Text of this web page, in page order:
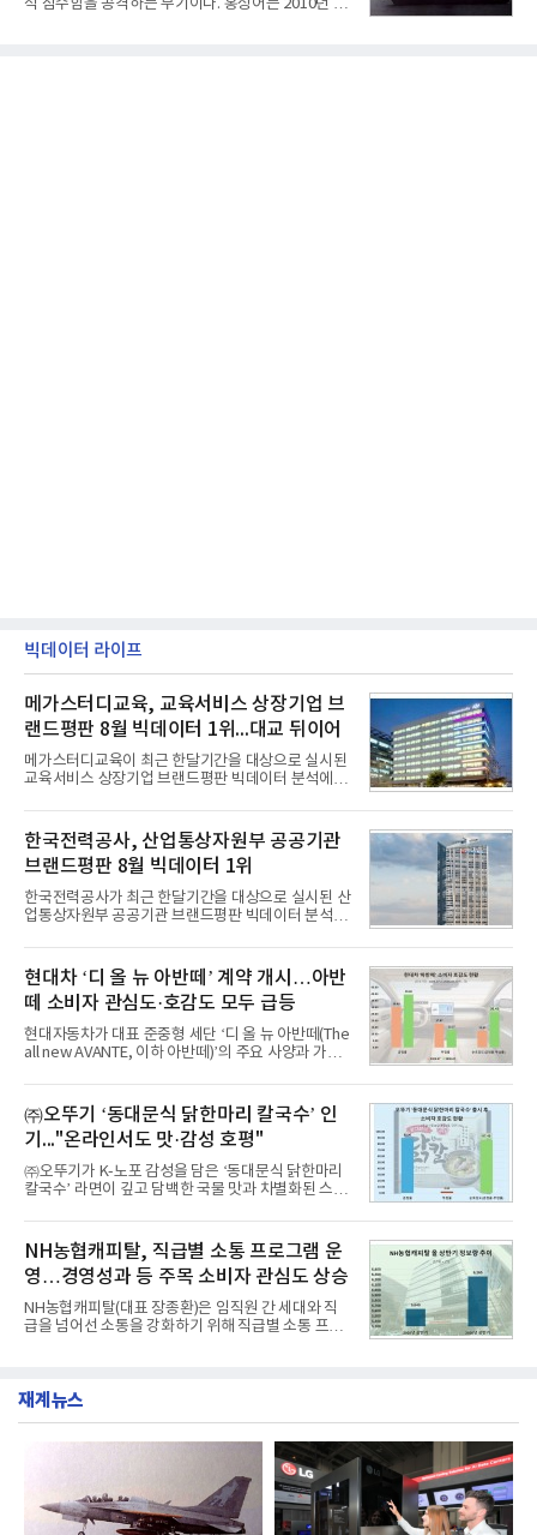
익 2770억원을 기록했다. 전년 동기 대비 매출과 영업
적 잠수함을 공격하는 무기이다. 홍상어는 2010년 넥
빅데이터 라이프
메가스터디교육, 교육서비스 상장기업 브
랜드평판 8월 빅데이터 1위...대교 뒤이어
메가스터디교육이 최근 한달기간을 대상으로 실시된
교육서비스 상장기업 브랜드평판 빅데이터 분석에서
일 한국기업평판연구소(소장 구창환)는 국내 교육서
비스 상장기업 브랜드를 대상으로 지난 7월 7일부터
8월 7일까지 수집된 소비자 빅데이터 10,074,233건
을 분석한 결과, 메가스터디교육이 브랜드평판지수
1,710,926을 기록하며 8월 1위에 올랐다고 밝혔다.
분석에 활용된 빅데이터는 지난 7월(9,491,206건) 대
비 6.14% 증가한 수치로, 교육서비스 상장기업 브랜
디교육, 대교, 디지
한국전력공사, 산업통상자원부 공공기관
브랜드평판 8월 빅데이터 1위
한국전력공사가 최근 한달기간을 대상으로 실시된 산
업통상자원부 공공기관 브랜드평판 빅데이터 분석에
이 순으로 뒤를 이었다.7일 한국기업평판연구소(소장
구창환)는 산업통상자원부 공공기관 41개 브랜드를
대상으로 지난 7월 7일부터 8월 7일까지 수집된 소비
자 빅데이터 91,102,549건을 분석한 결과, 한국전력
공사가 브랜드평판지수 10,670,633을 기록하며 8월
1위에 올랐다고 밝혔다. 분석에 활용된 빅데이터는 지
난 7월(88,893,823건) 대비 2.48% 증가한 수치다.연
수력원자력, 한국석
현대차 ‘디 올 뉴 아반떼’ 계약 개시…아반
떼 소비자 관심도·호감도 모두 급등
현대자동차가 대표 준중형 세단 ‘디 올 뉴 아반떼(The
all new AVANTE, 이하 아반떼)’의 주요 사양과 가격
떼는 6년 만에 선보이는 8세대 완전변경 모델로, ▲정
교한 선과 면을 중심으로 완성한 파격적인 디자인 ▲
과거 중형 세단 수준으로 확대된 차체 제원 ▲글로벌
최고 수준의 안전성 ▲성능과 효율을 동시에 높인 주
행 완성도 ▲첨단 편의 및 디지털 사양 적용 등을 통해
글로벌 준중형 세단의 새로운 기준을 세웠다.아반떼
는 가솔린 2.0과 1.6 하이브리드 두 가지 파워트레인
넘
㈜오뚜기 ‘동대문식 닭한마리 칼국수’ 인
기..."온라인서도 맛·감성 호평"
㈜오뚜기가 K-노포 감성을 담은 ‘동대문식 닭한마리
칼국수’ 라면이 깊고 담백한 국물 맛과 차별화된 스토
혔다.‘동대문식 닭한마리 칼국수’는 예상을 뛰어넘는
소비자 호응에 힘입어 지난 7월 13일 첫 선을 보인 지
단 18일 만에 누적 판매량 50만 개를 돌파하는 성과를
거두었다.이번 신제품은 개발진이 전국의 닭한마리
전문점을 직접 찾아 다니며 최적의 육수 비율을 완성
했다. 자극적이지 않으면서도 깊은 닭육수에 마늘의
개운한 풍미를 더했으며, 국물이 잘 배어들면서도 쫄
서도
NH농협캐피탈, 직급별 소통 프로그램 운
영…경영성과 등 주목 소비자 관심도 상승
NH농협캐피탈(대표 장종환)은 임직원 간 세대와 직
급을 넘어선 소통을 강화하기 위해 직급별 소통 프로
영지원부 홍보팀과 2026년 새로이(e)＊가 공동 주관
쳐 진행됐다.참고로 새로이(e)는 NH농협캐피탈 MZ
세대들로(과장~계장) 구성된 자율 참여조직으로, 조
직문화 혁신과 업무 효율성 향상을 위한 다양한 활동
을 추진하며,새로운 변화와 이로운 영향력을 조직전
반에 전파하는 역할
재계뉴스